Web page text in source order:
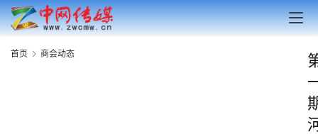
首页 商会动态